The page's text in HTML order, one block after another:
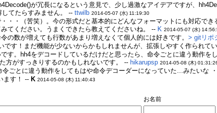
が冗長になるという意見で、少し過激なアイデアですが、
してたらすみません。 --ttwilb 2014-05-07 (水) 11:19:30
・・（苦笑）。今の形式だと基本的にどんなフォーマットにも対応で
てください。うまくできたら教えてくださいね。 -- K 2014-05-07 (水)
の数が増えても行数があまり増えなくて個人的には好きです。> gitリポ
です！まだ機能が少ないからかもしれませんが、拡張しやすく作られて
す。hh4をデコードしているだけだと思ったら、命令ごとに違う動作
方がすっきりするのかもしれないです。 -- hikarupsp 2014-05-08 (木)
ごとに違う動作をしてもはや命令デコーダーになっていた…みたいな
ます！ --K 2014-05-08 (木) 11:40:43
お名前